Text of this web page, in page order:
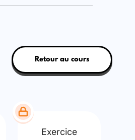
Retour au cours
Exercice